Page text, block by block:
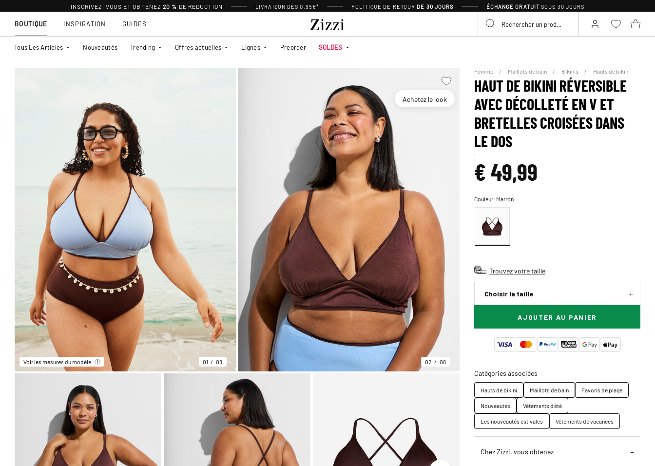
INSCRIVEZ-VOUS ET OBTENEZ 20 % DE RÉDUCTION LIVRAISON DÈS 0,95€* POLITIQUE DE RETOUR DE 30 JOURS ÉCHANGE GRATUIT SOUS 30 JOURS
BOUTIQUE
Tous Les Articles Nouveautés Trending Offres actuelles Lignes Preorder SOLDES
INSPIRATION GUIDES
Achetez le look
Voir les mesures du modèle 01 08 02 08
Femme Maillots de bain Bikinis Hauts de bikini
HAUT DE BIKINI RÉVERSIBLE
AVEC DÉCOLLETÉ EN V ET
BRETELLES CROISÉES DANS
LE DOS
€ 49,99
Couleur: Marron
Trouvez votre taille
Choisir la taille
AJOUTER AU PANIER
Catégories associées
Hauts de bikini Maillots de bain
Favoris de plage
Nouveautés
Vêtements d'été
Les nouveautés estivales
Vêtements de vacances
Chez Zizzi, vous obtenez